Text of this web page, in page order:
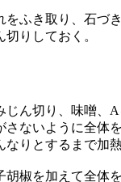
をふき取り、石づ
りしておく。
じん切り、味噌、A
さないように全体
なりとするまで加熱
胡椒を加えて全体